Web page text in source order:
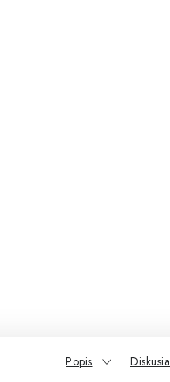
Popis Diskusia